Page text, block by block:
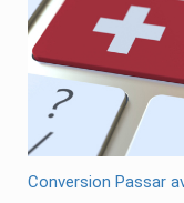
Conversion Passar